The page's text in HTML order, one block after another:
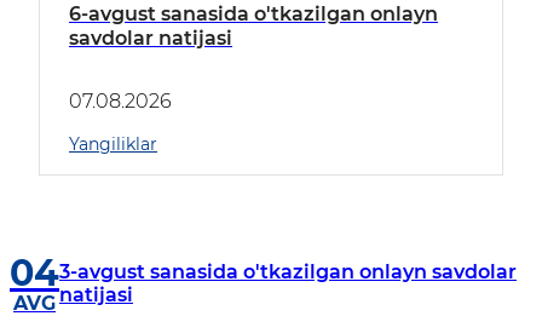
6-avgust sanasida o'tkazilgan onlayn
savdolar natijasi
07.08.2026
Yangiliklar
04
AVG
3-avgust sanasida o'tkazilgan onlayn savdolar
natijasi